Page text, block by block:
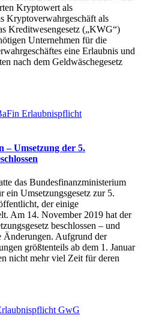
Kryptowert als
Kryptoverwahrgeschäft als
Kreditwesengesetz („KWG“)
Unternehmen für die
eine Erlaubnis und
nach dem Geldwäschegesetz
Erlaubnispflicht
– Umsetzung der 5.
das Bundesfinanzministerium
ein Umsetzungsgesetz zur 5.
der einige
Am 14. November 2019 hat der
beschlossen – und
Änderungen. Aufgrund der
größtenteils ab dem 1. Januar
nicht mehr viel Zeit für deren
GwG